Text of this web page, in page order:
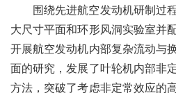
围绕先进航空发动机研制过
大尺寸平面和环形风洞实验室并
开展航空发动机内部复杂流动与
面的研究，发展了叶轮机内部非
方法，突破了考虑非定常效应的